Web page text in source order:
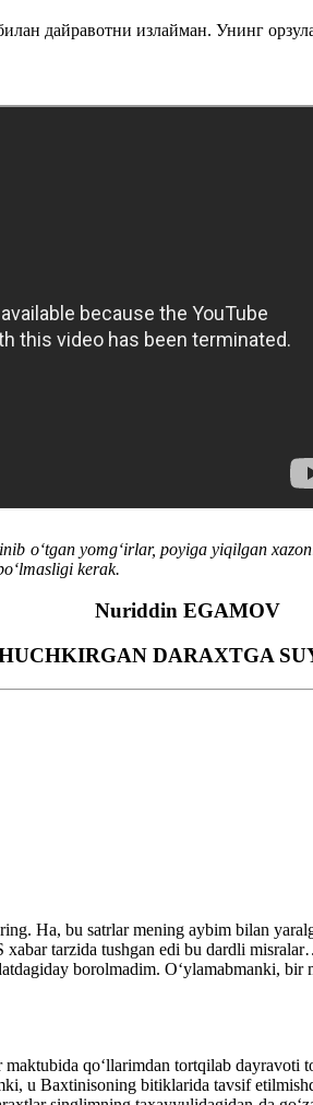
дайравотни излайман. Унинг
o‘tgan yomg‘irlar, poyiga yiqilgan
kerak.
Nuriddin EGAMOV
DARAXTGA
Ha, bu satrlar mening aybim bilan
tarzida tushgan edi bu dardli
borolmadim. O‘ylamabmanki,
qo‘llarimdan tortqilab dayravoti
u Baxtinisoning bitiklarida tavsif